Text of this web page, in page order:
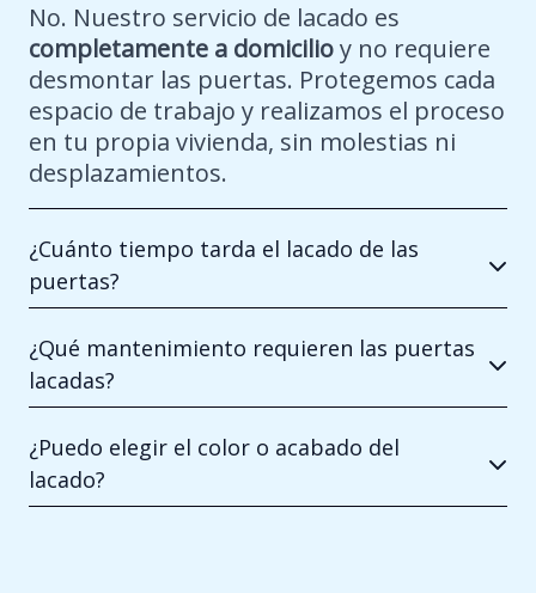
No. Nuestro servicio de lacado es
completamente a domicilioy no requiere
desmontar las puertas. Protegemos cada
espacio de trabajo y realizamos el proceso
en tu propia vivienda, sin molestias ni
desplazamientos.
¿Cuánto tiempo tarda el lacado de las
puertas?
¿Qué mantenimiento requieren las puertas
lacadas?
¿Puedo elegir el color o acabado del
lacado?